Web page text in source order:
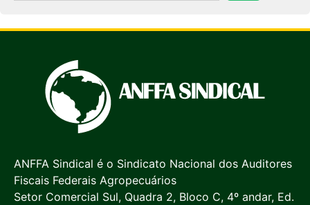
ANFFA Sindical é o Sindicato Nacional dos Auditores
Fiscais Federais Agropecuários
Setor Comercial Sul, Quadra 2, Bloco C, 4º andar, Ed.